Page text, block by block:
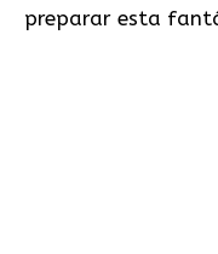
preparar esta